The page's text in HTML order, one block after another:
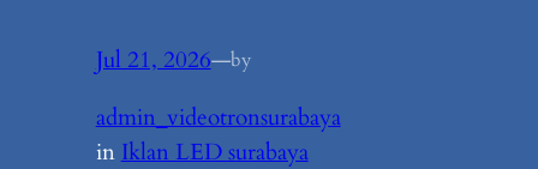
Jul 21, 2026—by
admin_videotronsurabaya
in Iklan LED surabaya